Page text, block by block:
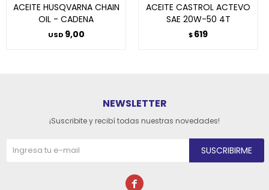
ACEITE HUSQVARNA CHAIN
OIL - CADENA
USD 9,00
ACEITE CASTROL ACTEVO
SAE 20W-50 4T
$619
NEWSLETTER
¡Suscribite y recibí todas nuestras novedades!
SUSCRIBIRME
